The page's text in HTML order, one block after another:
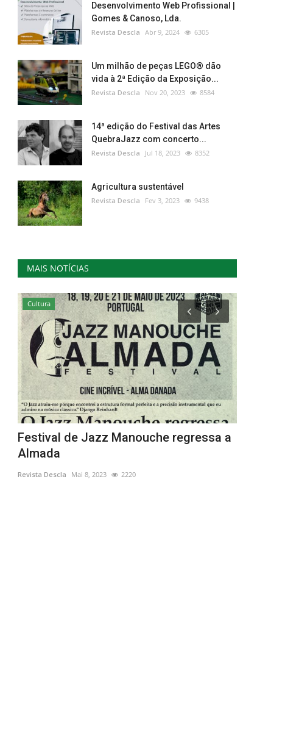
Desenvolvimento Web Profissional |
Gomes & Canoso, Lda.
Revista Descla Abr 9, 2024 6305
Um milhão de peças LEGO® dão
vida à 2ª Edição da Exposição...
Revista Descla Nov 20, 2023 8584
14ª edição do Festival das Artes
QuebraJazz com concerto...
Revista Descla Jul 18, 2023 8352
Agricultura sustentável
Revista Descla Fev 3, 2023 9438
MAIS NOTÍCIAS
Cultura
Festival de Jazz Manouche regressa a
Almada
Revista Descla Mai 8, 2023 2220